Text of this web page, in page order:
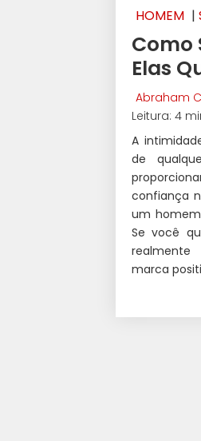
HOMEM |
Como
Elas
Abraham
Leitura: 4
A
de
confiança
um
Se você
realmente
marca